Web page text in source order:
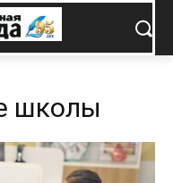
школы